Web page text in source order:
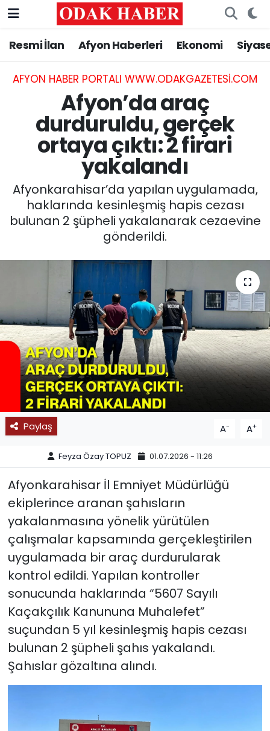
Resmi İlan Afyon Haberleri Ekonomi
AFYON HABER PORTALI WWW.ODAKGAZETESI.COM
Afyon’da araç
durduruldu, gerçek
ortaya çıktı: 2 firari
yakalandı
Afyonkarahisar’da yapılan uygulamada,
haklarında kesinleşmiş hapis cezası
bulunan 2 şüpheli yakalanarak cezaevine
gönderildi.
Paylaş A- A+
Feyza Özay TOPUZ 01.07.2026 - 11:26
Afyonkarahisar İl Emniyet Müdürlüğü
ekiplerince aranan şahısların
yakalanmasına yönelik yürütülen
çalışmalar kapsamında gerçekleştirilen
uygulamada bir araç durdurularak
kontrol edildi. Yapılan kontroller
sonucunda haklarında “5607 Sayılı
Kaçakçılık Kanununa Muhalefet”
suçundan 5 yıl kesinleşmiş hapis cezası
bulunan 2 şüpheli şahıs yakalandı.
Şahıslar gözaltına alındı.
AFYONKARAHİSAR HABERLERİ
Resmi İlan
ASAYİŞ
GÜNCEL
EĞİTİM
MAGAZİN
SAĞLIK
11:11 MANŞET
Nöbetçi Eczaneler
Hava Durumu
Trafik Durumu
Süper Lig Puan Durumu ve Fikstür
Tüm Manşetler
Son Dakika Haberleri
Haber Arşivi